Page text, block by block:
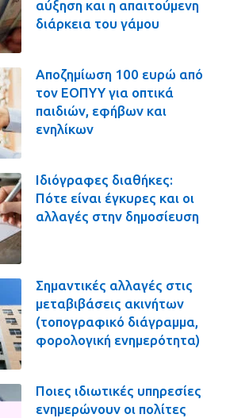
αύξηση και η απαιτούμενη
διάρκεια του γάμου
Αποζημίωση 100 ευρώ από
τον ΕΟΠΥΥ για οπτικά
παιδιών, εφήβων και
ενηλίκων
Ιδιόγραφες διαθήκες:
Πότε είναι έγκυρες και οι
αλλαγές στην δημοσίευση
Σημαντικές αλλαγές στις
μεταβιβάσεις ακινήτων
(τοπογραφικό διάγραμμα,
φορολογική ενημερότητα)
Ποιες ιδιωτικές υπηρεσίες
ενημερώνουν οι πολίτες